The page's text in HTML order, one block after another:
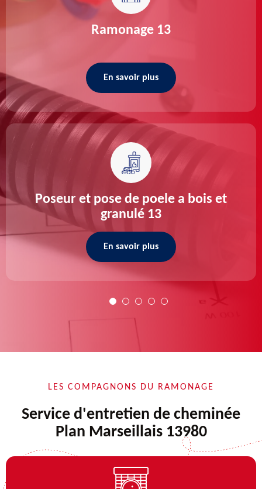
Ramonage 13
En savoir plus
Poseur et pose de poele a bois et
granulé 13
En savoir plus
LES COMPAGNONS DU RAMONAGE
Service d'entretien de cheminée
Plan Marseillais 13980